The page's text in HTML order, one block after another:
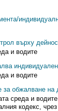
върху
и водите
и водите
обжалване на
среда и
кодекс,